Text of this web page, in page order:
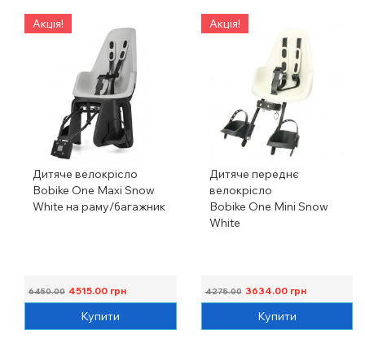
Акція!
Дитяче велокрісло
Bobike One Maxi Snow
White на раму/багажник
6450.00 4515.00 грн
Купити
Акція!
Дитяче переднє
велокрісло
Bobike One Mini Snow
White
4275.00 3634.00грн
Купити